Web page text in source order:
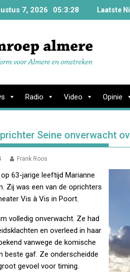
7, 2026 05:3:28 Laatste
Radio Video Opinie
Seine onverwacht
Frank Roos
63-jarige leeftijd Marianne
Zij was een van de oprichters
Vis à Vis in Poort.
volledig onverwacht. Ze had
en overleed in haar
vanwege de komische
beste gaf. Ze onderscheidde
gevoel voor timing.